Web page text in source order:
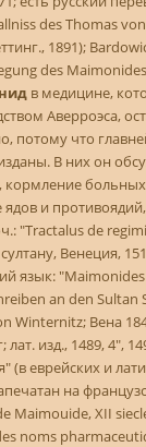
des Thomas
1891);
des
в медицине,
Аверроэса,
потому что
В них он
кормление
ядов и
"Tractalus de
Венеция,
язык: "Maimonides
an den Sultan
Winternitz; Вена
изд., 1489, 4",
(в еврейских и
на
Maimouide, XII
noms